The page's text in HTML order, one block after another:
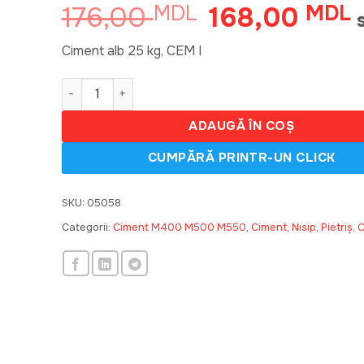
176,00MDL Prețul
inițial
168,00 MDL
Ciment alb 25 kg, CEM I
Cantitate Ciment alb 25 kg, CEM I
ADAUGĂ ÎN COȘ
SKU: 05058
Categorii: Ciment M400 M500 M550, Ciment, Nisip, Pietriș,